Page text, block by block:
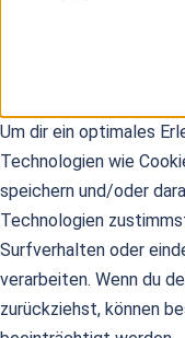
Um dir ein optimales
Technologien wie
speichern und/oder
Technologien
Surfverhalten oder
verarbeiten. Wenn du
zurückziehst, können